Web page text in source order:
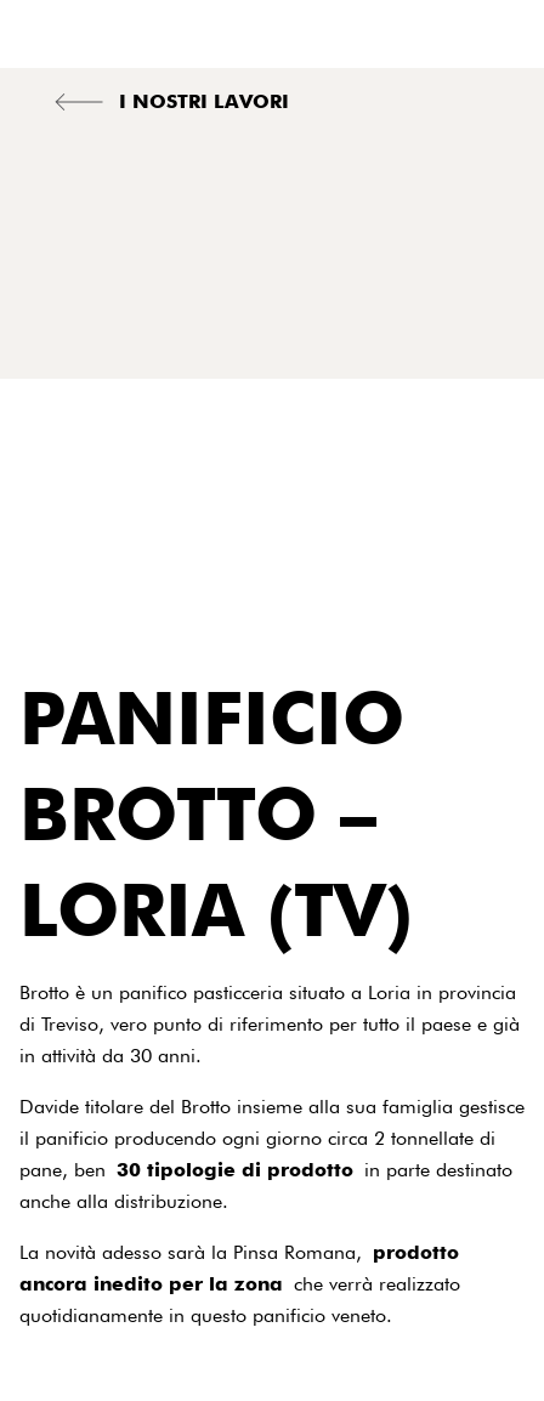
I NOSTRI LAVORI
PANIFICIO
BROTTO –
LORIA (TV)
Brotto è un panifico pasticceria situato a Loria in provincia
di Treviso, vero punto di riferimento per tutto il paese e già
in attività da 30 anni.
Davide titolare del Brotto insieme alla sua famiglia gestisce
il panificio producendo ogni giorno circa 2 tonnellate di
pane, ben 30 tipologie di prodotto in parte destinato
anche alla distribuzione.
La novità adesso sarà la Pinsa Romana, prodotto
ancora inedito per la zona che verrà realizzato
quotidianamente in questo panificio veneto.